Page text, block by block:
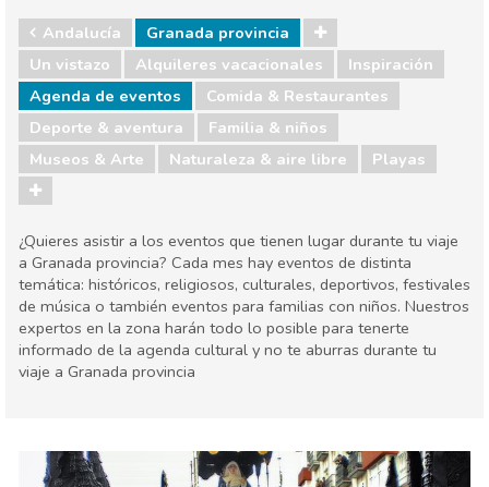
Andalucía
Granada provincia
Un vistazo
Alquileres vacacionales
Inspiración
Agenda de eventos
Comida & Restaurantes
Deporte & aventura
Familia & niños
Museos & Arte
Naturaleza & aire libre Playas
¿Quieres asistir a los eventos que tienen lugar durante tu viaje
a Granada provincia? Cada mes hay eventos de distinta
temática: históricos, religiosos, culturales, deportivos, festivales
de música o también eventos para familias con niños. Nuestros
expertos en la zona harán todo lo posible para tenerte
informado de la agenda cultural y no te aburras durante tu
viaje a Granada provincia
Agenda de eventos
Comida & Restaurantes